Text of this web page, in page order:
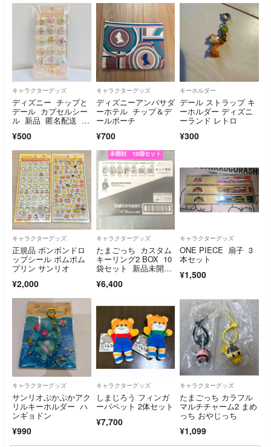
キャラクターグッズ
ディズニー チップと
デール カプセルシー
ル 新品 匿名配送 わ
¥500
キャラクターグッズ
ディズニーアンバサダ
ーホテル チップ＆デ
ールポーチ
¥700
キーホルダー
デール ストラップ キ
ーホルダー ディズニ
ーランド レトロ
¥300
キャラクターグッズ
正規品 ボンボンドロ
ップシール ポムポム
プリン サンリオ
¥2,000
キャラクターグッズ
たまごっち カスタム
キーリング2 BOX 10
袋セット 新品未開
送
¥6,400
キャラクターグッズ
ONE PIECE 扇子 3
本セット
¥1,500
キャラクターグッズ
サンリオぷかぷかアク
リルキーホルダー ハ
ンギョドン
¥990
キャラクターグッズ
しまじろう フィンガ
ーパペット 2体セット
¥7,700
キャラクターグッズ
たまごっち カラフル
マルチチャーム2 まめ
っち おやじっち
¥1,099